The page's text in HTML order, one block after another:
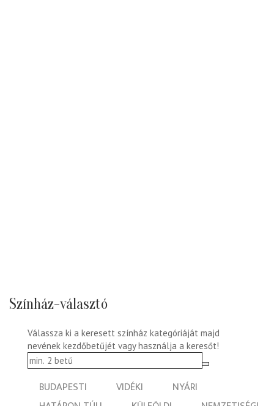
Színház-választó
Válassza ki a keresett színház kategóriáját majd
nevének kezdőbetűjét vagy használja a keresőt!
BUDAPESTI VIDÉKI
NYÁRI